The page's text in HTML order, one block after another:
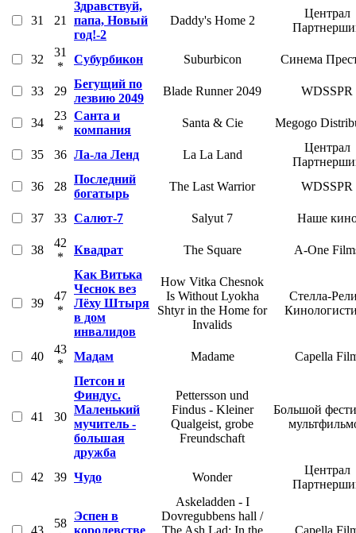
31 21
Здравствуй,
папа, Новый
год!-2
Daddy's Home 2
Централ
32
31
*
Субурбикон Suburbicon Синема
33 29
Бегущий по
лезвию 2049
Blade Runner 2049 WDSSPR
34
23
*
Санта и
компания
Santa & Cie Megogo
35 36 Ла-ла Ленд La La Land
Централ
36
28
Последний
богатырь
The Last Warrior WDSSPR
37 33 Салют-7 Salyut 7 Наше
38
42
*
Квадрат The Square A-One
39
47
*
Как Витька
Чеснок вез
Лёху Штыря
в дом
инвалидов
How Vitka Chesnok
Is Without Lyokha
Shtyr in the Home for
Invalids
Стелла-
40
43
*
Мадам Madame Capella
41 30
Петсон и
Финдус.
Маленький
мучитель -
большая
дружба
Pettersson und
Findus - Kleiner
Qualgeist, grobe
Freundschaft
Большой
42 39 Чудо Wonder
Централ
43
58
Эспен в
королевстве
Askeladden - I
Dovregubbens hall /
The Ash Lad: In the
Capella